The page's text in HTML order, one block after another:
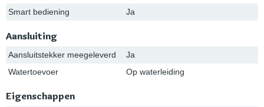
Smart bediening Ja
Aansluiting
Aansluitstekker meegeleverd
Ja
Watertoevoer
Op waterleiding
Eigenschappen